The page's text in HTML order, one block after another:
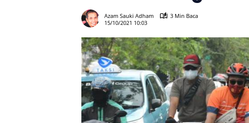
Azam Sauki Adham
3 Min Baca
15/10/2021 10:03